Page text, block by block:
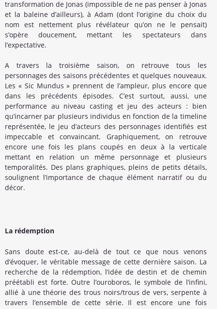
transformation de Jonas (impossible de ne pas penser à Jonas
et la baleine d’ailleurs), à Adam (dont l’origine du choix du
nom est nettement plus révélateur qu’on ne le pensait)
s’opère doucement, mettant les spectateurs dans
l’expectative.
A travers la troisième saison, on retrouve tous les
personnages des saisons précédentes et quelques nouveaux.
Les « Sic Mundus » prennent de l’ampleur, plus encore que
dans les précédents épisodes. C’est surtout, aussi, une
performance au niveau casting et jeu des acteurs : bien
qu’incarner par plusieurs individus en fonction de la timeline
représentée, le jeu d’acteurs des personnages identifiés est
impeccable et convaincant. Graphiquement, on retrouve
encore une fois les plans coupés en deux à la verticale
mettant en relation un même personnage et plusieurs
temporalités. Des plans graphiques, pleins de petits détails,
soulignent l’importance de chaque élément narratif ou du
décor.
La rédemption
Sans doute est-ce, au-delà de tout ce que nous venons
d’évoquer, le véritable message de cette dernière saison. La
recherche de la rédemption, l’idée de destin et de chemin
préétabli est forte. Outre l’ouroboros, le symbole de l’infini,
allié à une théorie des trous noirs/trous de vers, serpente à
travers l’ensemble de cette série. Il est encore une fois